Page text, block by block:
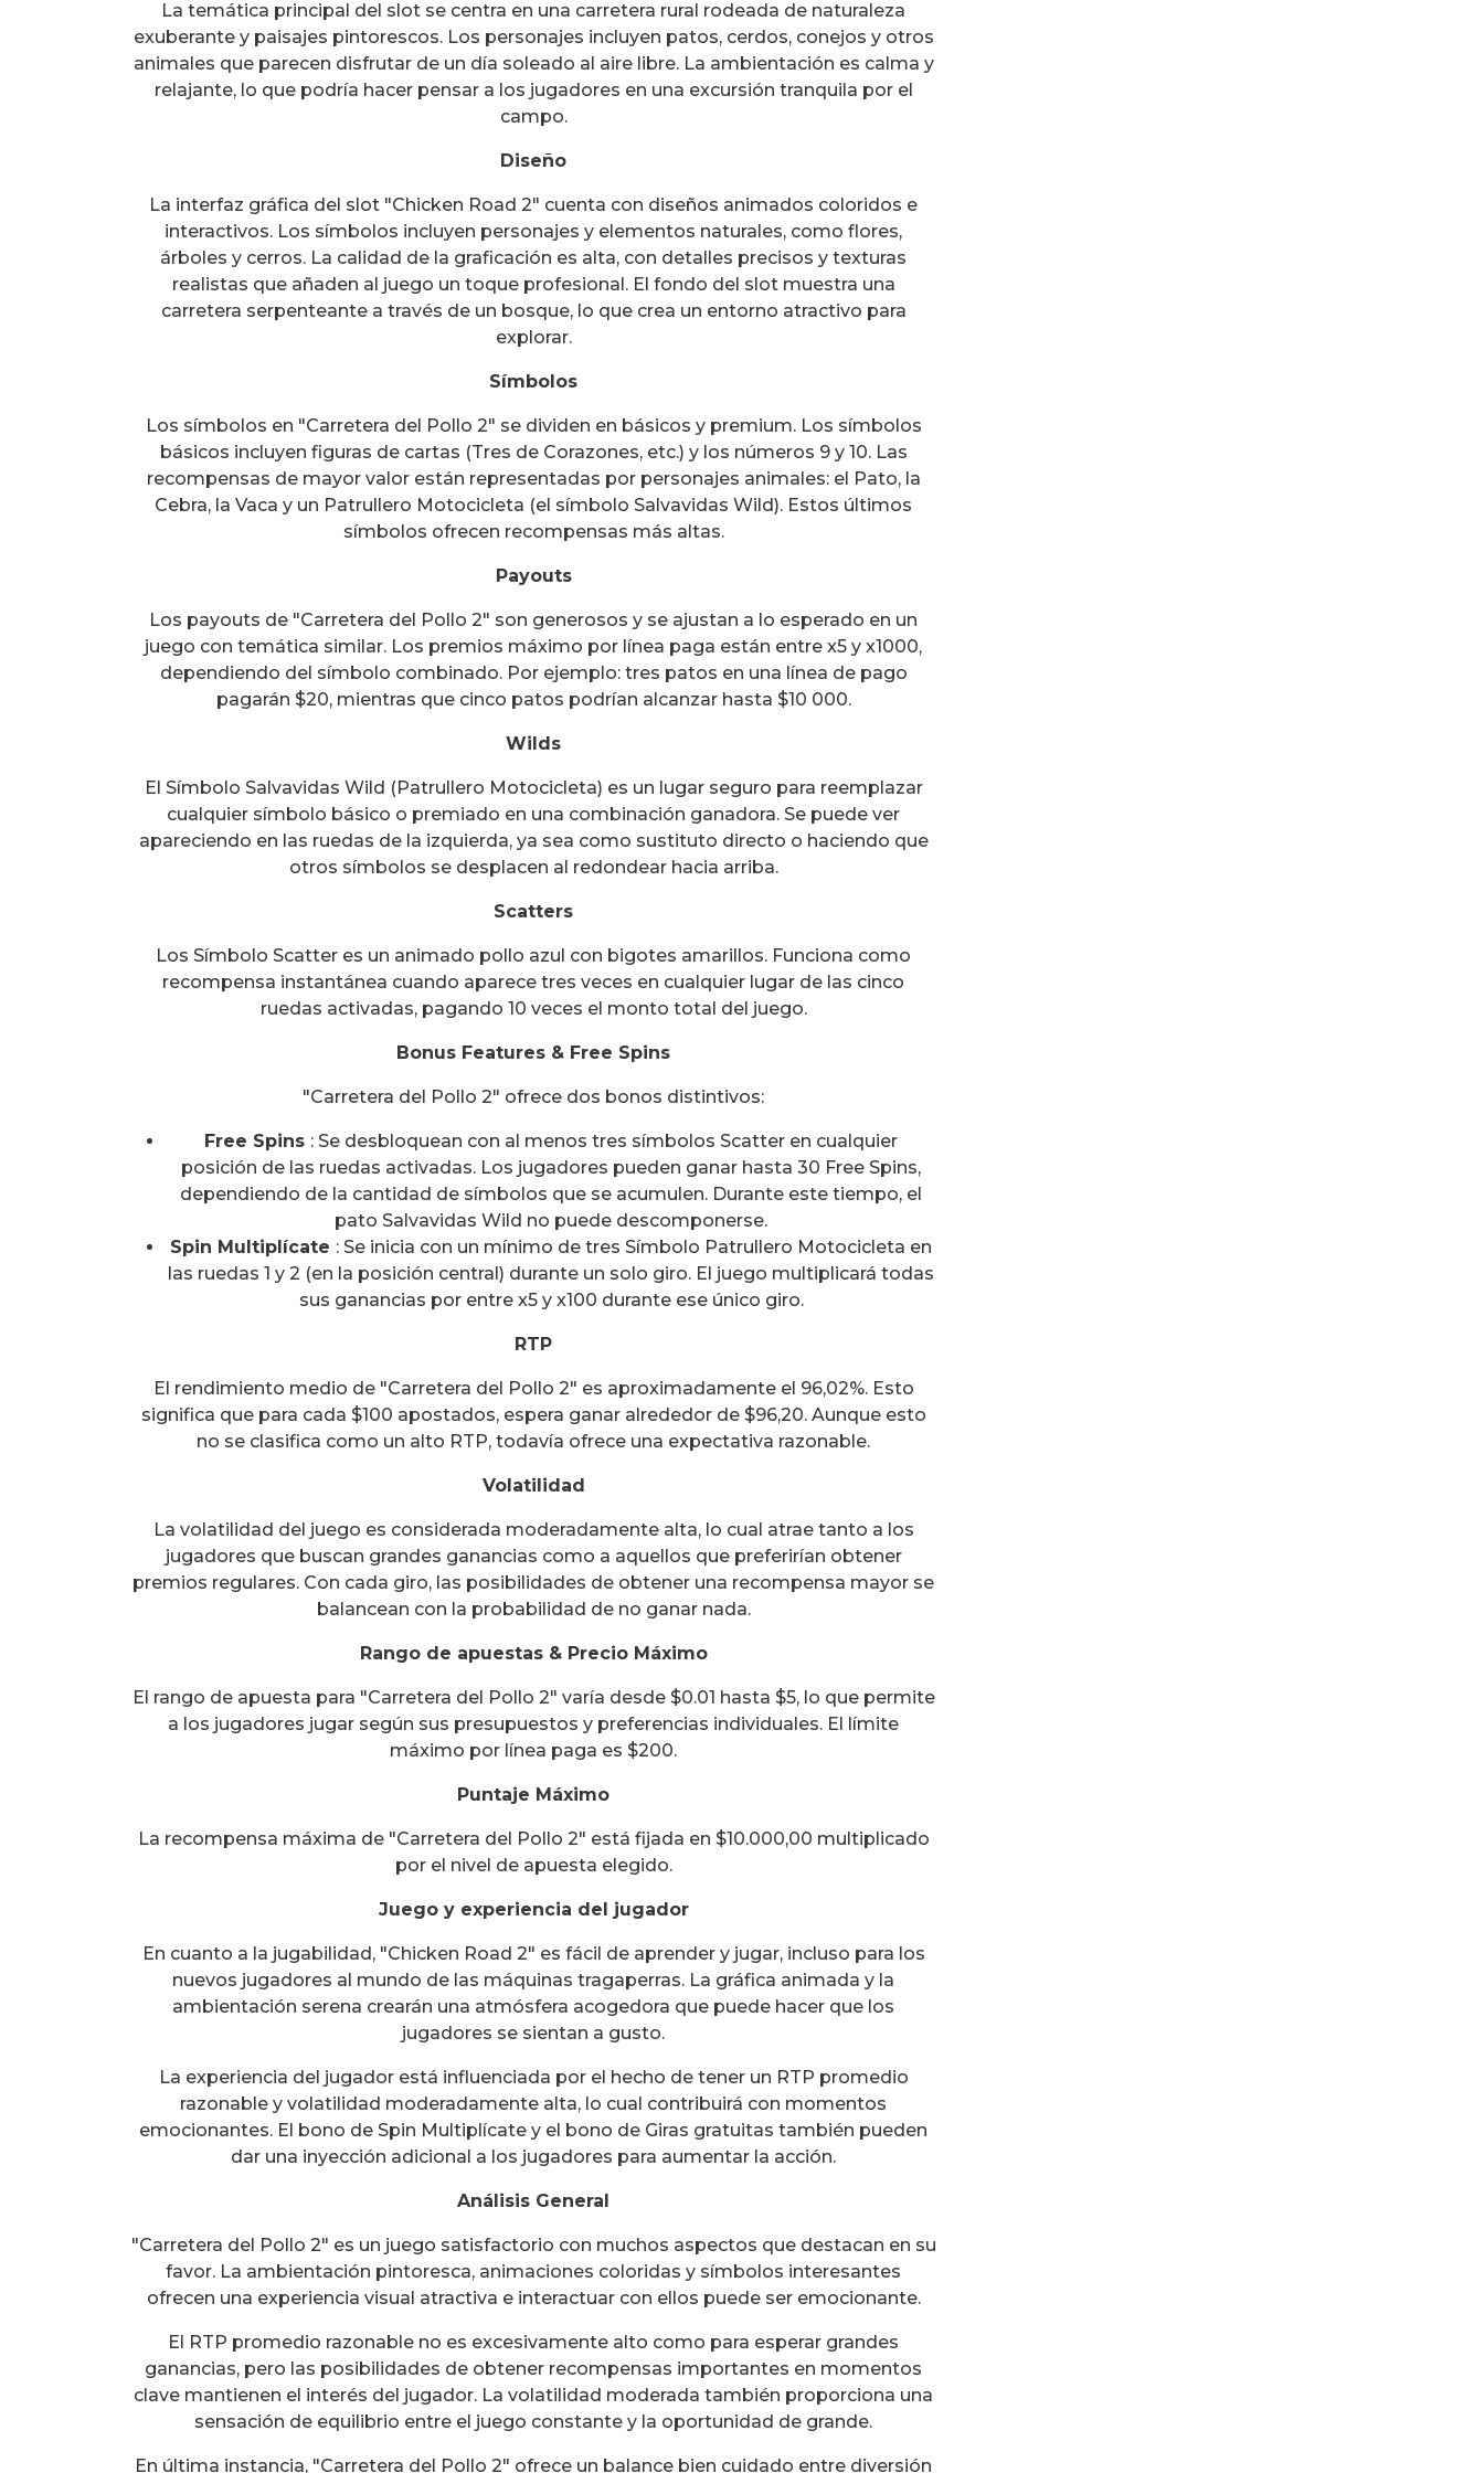
La temática principal del slot se centra en una carretera rural rodeada de naturaleza
exuberante y paisajes pintorescos. Los personajes incluyen patos, cerdos, conejos y otros
animales que parecen disfrutar de un día soleado al aire libre. La ambientación es calma y
relajante, lo que podría hacer pensar a los jugadores en una excursión tranquila por el
campo.
Diseño
La interfaz gráfica del slot "Chicken Road 2" cuenta con diseños animados coloridos e
interactivos. Los símbolos incluyen personajes y elementos naturales, como flores,
árboles y cerros. La calidad de la graficación es alta, con detalles precisos y texturas
realistas que añaden al juego un toque profesional. El fondo del slot muestra una
carretera serpenteante a través de un bosque, lo que crea un entorno atractivo para
explorar.
Símbolos
Los símbolos en "Carretera del Pollo 2" se dividen en básicos y premium. Los símbolos
básicos incluyen figuras de cartas (Tres de Corazones, etc.) y los números 9 y 10. Las
recompensas de mayor valor están representadas por personajes animales: el Pato, la
Cebra, la Vaca y un Patrullero Motocicleta (el símbolo Salvavidas Wild). Estos últimos
símbolos ofrecen recompensas más altas.
Payouts
Los payouts de "Carretera del Pollo 2" son generosos y se ajustan a lo esperado en un
juego con temática similar. Los premios máximo por línea paga están entre x5 y x1000,
dependiendo del símbolo combinado. Por ejemplo: tres patos en una línea de pago
pagarán $20, mientras que cinco patos podrían alcanzar hasta $10 000.
Wilds
El Símbolo Salvavidas Wild (Patrullero Motocicleta) es un lugar seguro para reemplazar
cualquier símbolo básico o premiado en una combinación ganadora. Se puede ver
apareciendo en las ruedas de la izquierda, ya sea como sustituto directo o haciendo que
otros símbolos se desplacen al redondear hacia arriba.
Scatters
Los Símbolo Scatter es un animado pollo azul con bigotes amarillos. Funciona como
recompensa instantánea cuando aparece tres veces en cualquier lugar de las cinco
ruedas activadas, pagando 10 veces el monto total del juego.
Bonus Features & Free Spins
"Carretera del Pollo 2" ofrece dos bonos distintivos:
Free Spins : Se desbloquean con al menos tres símbolos Scatter en cualquier
posición de las ruedas activadas. Los jugadores pueden ganar hasta 30 Free Spins,
dependiendo de la cantidad de símbolos que se acumulen. Durante este tiempo, el
pato Salvavidas Wild no puede descomponerse.
Spin Multiplícate : Se inicia con un mínimo de tres Símbolo Patrullero Motocicleta en
las ruedas 1 y 2 (en la posición central) durante un solo giro. El juego multiplicará todas
sus ganancias por entre x5 y x100 durante ese único giro.
RTP
El rendimiento medio de "Carretera del Pollo 2" es aproximadamente el 96,02%. Esto
significa que para cada $100 apostados, espera ganar alrededor de $96,20. Aunque esto
no se clasifica como un alto RTP, todavía ofrece una expectativa razonable.
Volatilidad
La volatilidad del juego es considerada moderadamente alta, lo cual atrae tanto a los
jugadores que buscan grandes ganancias como a aquellos que preferirían obtener
premios regulares. Con cada giro, las posibilidades de obtener una recompensa mayor se
balancean con la probabilidad de no ganar nada.
Rango de apuestas & Precio Máximo
El rango de apuesta para "Carretera del Pollo 2" varía desde $0.01 hasta $5, lo que permite
a los jugadores jugar según sus presupuestos y preferencias individuales. El límite
máximo por línea paga es $200.
Puntaje Máximo
La recompensa máxima de "Carretera del Pollo 2" está fijada en $10.000,00 multiplicado
por el nivel de apuesta elegido.
Juego y experiencia del jugador
En cuanto a la jugabilidad, "Chicken Road 2" es fácil de aprender y jugar, incluso para los
nuevos jugadores al mundo de las máquinas tragaperras. La gráfica animada y la
ambientación serena crearán una atmósfera acogedora que puede hacer que los
jugadores se sientan a gusto.
La experiencia del jugador está influenciada por el hecho de tener un RTP promedio
razonable y volatilidad moderadamente alta, lo cual contribuirá con momentos
emocionantes. El bono de Spin Multiplícate y el bono de Giras gratuitas también pueden
dar una inyección adicional a los jugadores para aumentar la acción.
Análisis General
"Carretera del Pollo 2" es un juego satisfactorio con muchos aspectos que destacan en su
favor. La ambientación pintoresca, animaciones coloridas y símbolos interesantes
ofrecen una experiencia visual atractiva e interactuar con ellos puede ser emocionante.
El RTP promedio razonable no es excesivamente alto como para esperar grandes
ganancias, pero las posibilidades de obtener recompensas importantes en momentos
clave mantienen el interés del jugador. La volatilidad moderada también proporciona una
sensación de equilibrio entre el juego constante y la oportunidad de grande.
En última instancia, "Carretera del Pollo 2" ofrece un balance bien cuidado entre diversión